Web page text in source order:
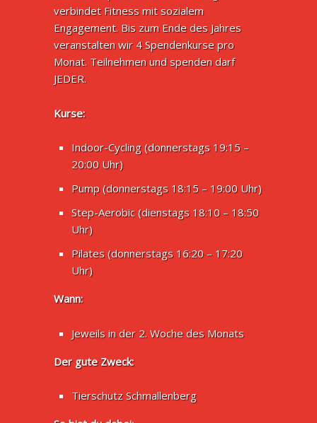
verbindet Fitness mit sozialem
Engagement. Bis zum Ende des Jahres
veranstalten wir 4 Spendenkurse pro
Monat. Teilnehmen und spenden darf
JEDER.
Kurse:
Indoor-Cycling (donnerstags 19:15 –
20:00 Uhr)
Pump (donnerstags 18:15 – 19:00 Uhr)
Step-Aerobic (dienstags 18:10 – 18:50
Uhr)
Pilates (donnerstags 16:20 – 17:20
Uhr)
Wann:
Jeweils in der 2. Woche des Monats
Der gute Zweck:
Tierschutz Schmallenberg